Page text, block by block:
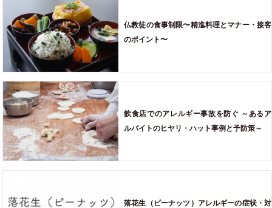
仏教徒の食事制限〜精進料理とマナー・接客
のポイント〜
飲食店でのアレルギー事故を防ぐ ～あるア
ルバイトのヒヤリ・ハット事例と予防策～
落花生（ピーナッツ）アレルギーの症状・対